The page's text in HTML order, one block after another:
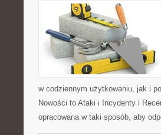
w codziennym użytkowaniu, jak i
Nowości to Ataki i Incydenty i
opracowana w taki sposób, aby